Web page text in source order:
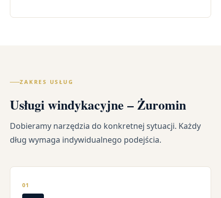
ZAKRES USŁUG
Usługi windykacyjne – Żuromin
Dobieramy narzędzia do konkretnej sytuacji. Każdy
dług wymaga indywidualnego podejścia.
01